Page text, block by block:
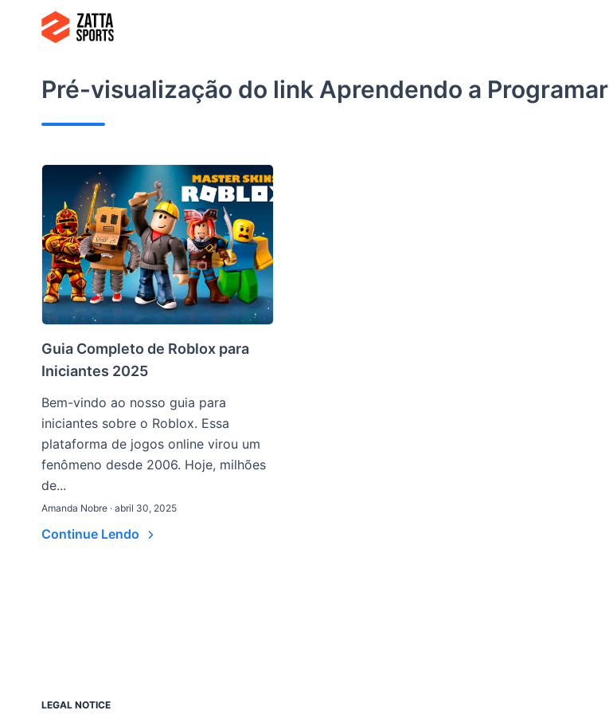
conteúdoPré-visualização do link Aprendendo a Programar
Guia Completo de Roblox para
Iniciantes 2025
Bem-vindo ao nosso guia para
iniciantes sobre o Roblox. Essa
plataforma de jogos online virou um
fenômeno desde 2006. Hoje, milhões
de...
Amanda Nobre · abril 30, 2025
Continue Lendo
LEGAL NOTICE